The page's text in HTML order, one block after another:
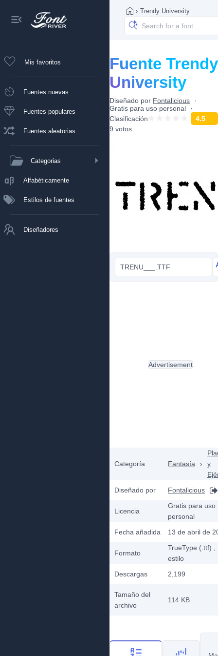
Mis favoritos
Fuentes nuevas
Fuentes populares
Fuentes aleatorias
Categorias
Alfabéticamente
Estilos de fuentes
Diseñadores
› Trendy University
Fuente Trendy
University
Diseñado por Fontalicious
Gratis para uso personal
Clasificación
4.5
9 votos
TRENU___.TTF
Categoría Fantasía ›
y
Diseñado por
Fontalicious
Licencia
Gratis para uso
personal
Fecha añadida
13 de abril de
Formato
TrueType (.ttf)
estilo
Descargas
2,199
Tamaño del
archivo
114 KB
Advertisement